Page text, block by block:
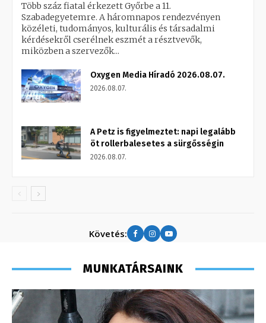
Több száz fiatal érkezett Győrbe a 11.
Szabadegyetemre. A háromnapos rendezvényen
közéleti, tudományos, kulturális és társadalmi
kérdésekről cserélnek eszmét a résztvevők,
miközben a szervezők...
Oxygen Media Híradó 2026.08.07.
2026.08.07.
A Petz is figyelmeztet: napi legalább
öt rollerbalesetes a sürgősségin
2026.08.07.
Követés:
MUNKATÁRSAINK